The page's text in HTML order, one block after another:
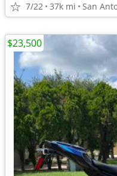
7/22 37k mi San
$23,500